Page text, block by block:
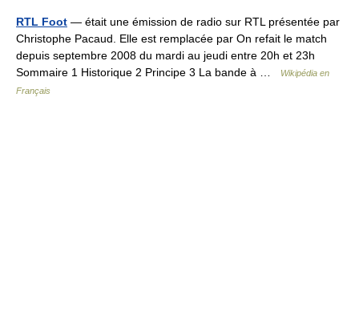
RTL Foot — était une émission de radio sur RTL présentée par
Christophe Pacaud. Elle est remplacée par On refait le match
depuis septembre 2008 du mardi au jeudi entre 20h et 23h
Sommaire 1 Historique 2 Principe 3 La bande à …
Wikipédia en
Français